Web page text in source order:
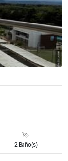
2 Baño(s)